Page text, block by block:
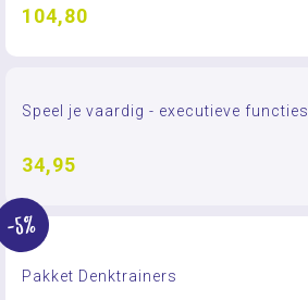
104,80
Speel je vaardig - executieve functies
34,95
-5%
Pakket Denktrainers